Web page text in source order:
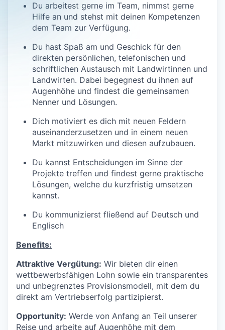
Du arbeitest gerne im Team, nimmst gerne
Hilfe an und stehst mit deinen Kompetenzen
dem Team zur Verfügung.
Du hast Spaß am und Geschick für den
direkten persönlichen, telefonischen und
schriftlichen Austausch mit Landwirtinnen und
Landwirten. Dabei begegnest du ihnen auf
Augenhöhe und findest die gemeinsamen
Nenner und Lösungen.
Dich motiviert es dich mit neuen Feldern
auseinanderzusetzen und in einem neuen
Markt mitzuwirken und diesen aufzubauen.
Du kannst Entscheidungen im Sinne der
Projekte treffen und findest gerne praktische
Lösungen, welche du kurzfristig umsetzen
kannst.
Du kommunizierst fließend auf Deutsch und
Englisch
Benefits:
Attraktive Vergütung: Wir bieten dir einen
wettbewerbsfähigen Lohn sowie ein transparentes
und unbegrenztes Provisionsmodell, mit dem du
direkt am Vertriebserfolg partizipierst.
Opportunity: Werde von Anfang an Teil unserer
Reise und arbeite auf Augenhöhe mit dem